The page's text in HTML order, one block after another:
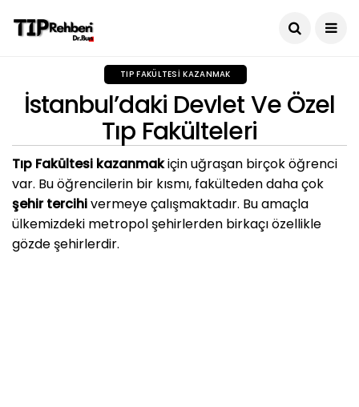
TIP FAKÜLTESI KAZANMAK
İstanbul’daki Devlet Ve Özel
Tıp Fakülteleri
Tıp Fakültesi kazanmakiçin uğraşan birçok öğrenci
var. Bu öğrencilerin bir kısmı, fakülteden daha çok
şehir tercihivermeye çalışmaktadır. Bu amaçla
ülkemizdeki metropol şehirlerden birkaçı özellikle
gözde şehirlerdir.